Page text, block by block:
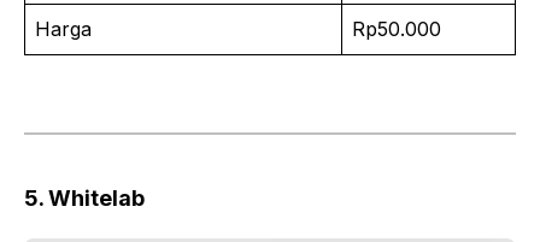
Harga Rp50.000
5. Whitelab